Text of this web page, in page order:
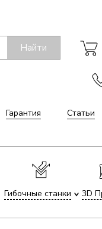
Найти
Гарантия Статьи
Гибочные станки 3D